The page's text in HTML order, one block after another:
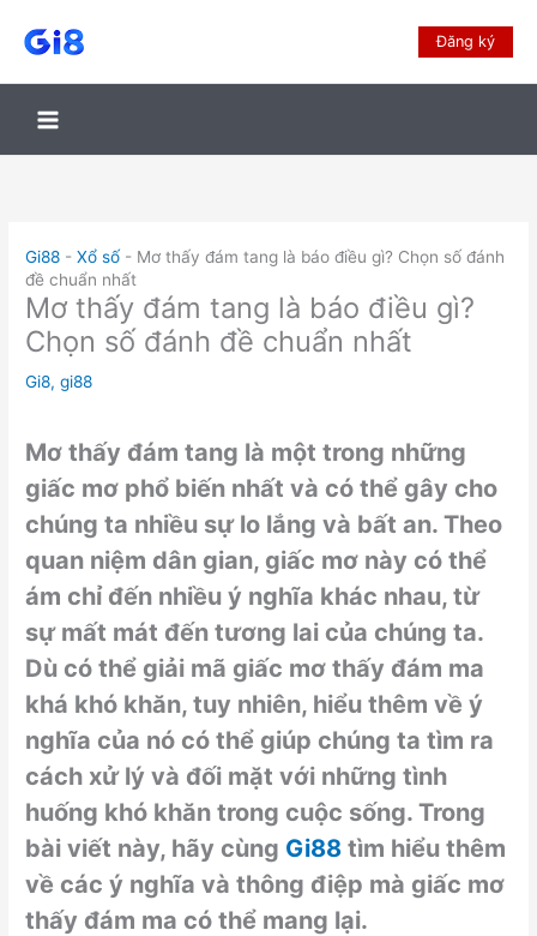
Đăng ký
Gi88 -Xổ số - Mơ thấy đám tang là báo điều gì? Chọn số đánh
đề chuẩn nhất
Mơ thấy đám tang là báo điều gì?
Chọn số đánh đề chuẩn nhất
Gi8,gi88
Mơ thấy đám tang là một trong những
giấc mơ phổ biến nhất và có thể gây cho
chúng ta nhiều sự lo lắng và bất an. Theo
quan niệm dân gian, giấc mơ này có thể
ám chỉ đến nhiều ý nghĩa khác nhau, từ
sự mất mát đến tương lai của chúng ta.
Dù có thể giải mã giấc mơ thấy đám ma
khá khó khăn, tuy nhiên, hiểu thêm về ý
nghĩa của nó có thể giúp chúng ta tìm ra
cách xử lý và đối mặt với những tình
huống khó khăn trong cuộc sống. Trong
bài viết này, hãy cùng Gi88 tìm hiểu thêm
về các ý nghĩa và thông điệp mà giấc mơ
thấy đám ma có thể mang lại.